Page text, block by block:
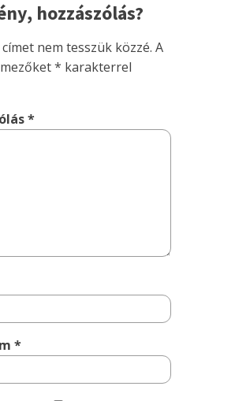
hozzászólás?
nem tesszük közzé. A
* karakterrel
*
*